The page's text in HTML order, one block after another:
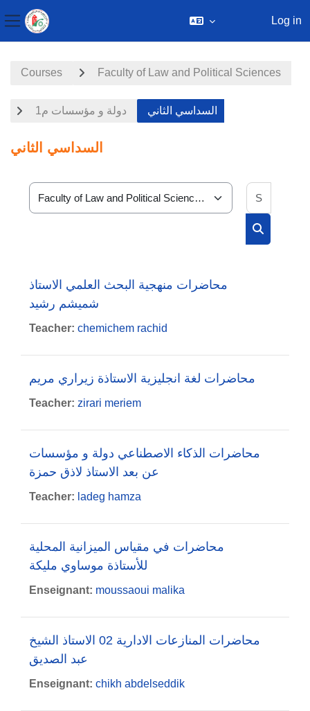
Side panel
Log in
Courses Faculty of Law and Political Sciences
دولة و مؤسسات م1 السداسي الثاني
السداسي الثاني
Course categories
محاضرات منهجية البحث العلمي الاستاذ
شميشم رشيد
Teacher: chemichem rachid
محاضرات لغة انجليزية الاستاذة زيراري مريم
Teacher: zirari meriem
محاضرات الذكاء الاصطناعي دولة و مؤسسات
عن بعد الاستاذ لاذق حمزة
Teacher: ladeg hamza
محاضرات في مقياس الميزانية المحلية
للأستاذة موساوي مليكة
Enseignant: moussaoui malika
محاضرات المنازعات الادارية 02 الاستاذ الشيخ
عبد الصديق
Enseignant: chikh abdelseddik